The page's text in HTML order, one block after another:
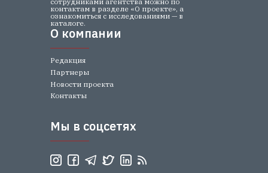
Редакция
Партнеры
контактам в разделе «О проекте», а
ознакомиться с исследованиями — в
каталоге.
Новости проекта
Контакты
О компании
Мы в соцсетях
Мы в соцсетях
О компании